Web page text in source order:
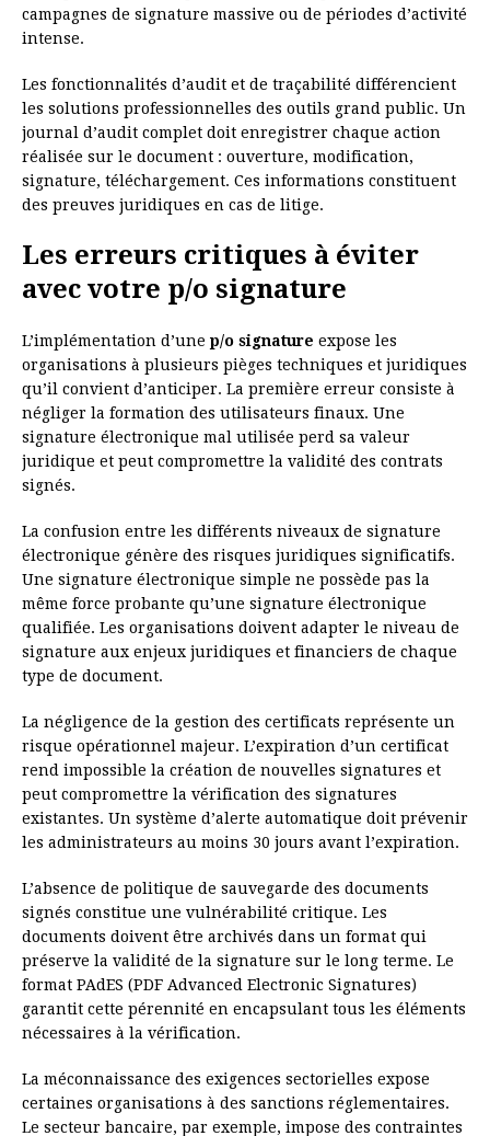
campagnes de signature massive ou de périodes d’activité
intense.
Les fonctionnalités d’audit et de traçabilité différencient
les solutions professionnelles des outils grand public. Un
journal d’audit complet doit enregistrer chaque action
réalisée sur le document : ouverture, modification,
signature, téléchargement. Ces informations constituent
des preuves juridiques en cas de litige.
Les erreurs critiques à éviter
avec votre p/o signature
L’implémentation d’une p/o signature expose les
organisations à plusieurs pièges techniques et juridiques
qu’il convient d’anticiper. La première erreur consiste à
négliger la formation des utilisateurs finaux. Une
signature électronique mal utilisée perd sa valeur
juridique et peut compromettre la validité des contrats
signés.
La confusion entre les différents niveaux de signature
électronique génère des risques juridiques significatifs.
Une signature électronique simple ne possède pas la
même force probante qu’une signature électronique
qualifiée. Les organisations doivent adapter le niveau de
signature aux enjeux juridiques et financiers de chaque
type de document.
La négligence de la gestion des certificats représente un
risque opérationnel majeur. L’expiration d’un certificat
rend impossible la création de nouvelles signatures et
peut compromettre la vérification des signatures
existantes. Un système d’alerte automatique doit prévenir
les administrateurs au moins 30 jours avant l’expiration.
L’absence de politique de sauvegarde des documents
signés constitue une vulnérabilité critique. Les
documents doivent être archivés dans un format qui
préserve la validité de la signature sur le long terme. Le
format PAdES (PDF Advanced Electronic Signatures)
garantit cette pérennité en encapsulant tous les éléments
nécessaires à la vérification.
La méconnaissance des exigences sectorielles expose
certaines organisations à des sanctions réglementaires.
Le secteur bancaire, par exemple, impose des contraintes